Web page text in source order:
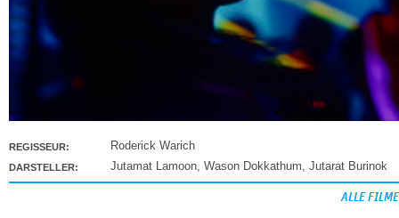
REGISSEUR: Roderick Warich
DARSTELLER: Jutamat Lamoon, Wason Dokkathum, Jutarat Burinok
ALLE FILME